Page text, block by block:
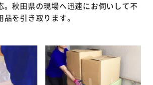
。秋田県の現場へ迅速にお伺いして不
品を引き取ります。